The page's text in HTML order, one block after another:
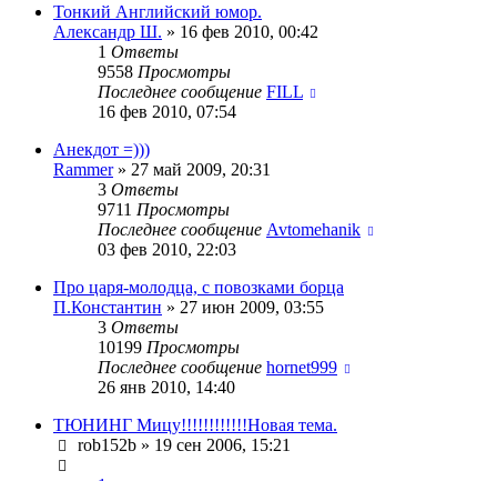
Тонкий Английский юмор.
Александр Ш. » 16 фев 2010, 00:42
1 Ответы
9558 Просмотры
Последнее сообщение FILL
16 фев 2010, 07:54
Анекдот =)))
Rammer» 27 май 2009, 20:31
3 Ответы
9711 Просмотры
Последнее сообщение Avtomehanik
03 фев 2010, 22:03
Про царя-молодца, с повозками борца
П.Константин » 27 июн 2009, 03:55
3 Ответы
10199 Просмотры
Последнее сообщение hornet999
26 янв 2010, 14:40
ТЮНИНГ Мицу!!!!!!!!!!!!Новая тема.
rob152b » 19 сен 2006, 15:21